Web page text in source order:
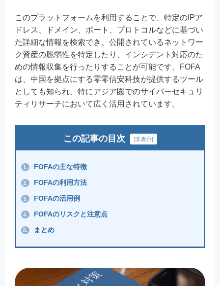
このプラットフォームを利用することで、特定のIPア
ドレス、ドメイン、ポート、プロトコルなどに基づい
た詳細な情報を検索でき、公開されているネットワー
ク資産の脆弱性を特定したり、インシデント対応のた
めの情報収集を行ったりすることが可能です。FOFA
は、中国を拠点にする零零信安科技が提供するツール
としても知られ、特にアジア圏でのサイバーセキュリ
ティリサーチにおいて広く活用されています。
この記事の目次 [非表示]
1. FOFAの主な特徴
2. FOFAの利用方法
3. FOFAの活用例
4. FOFAのリスクと注意点
5. まとめ